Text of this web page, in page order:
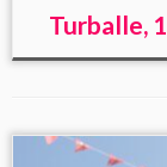
Turballe,